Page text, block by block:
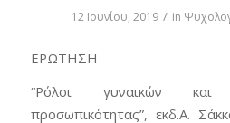
12 Ιουνίου, 2019 / in
ΕΡΩΤΗΣΗ
“Ρόλοι γυναικών
προσωπικότητας”, εκδ.Α.